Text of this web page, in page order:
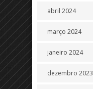
abril 2024
março 2024
janeiro 2024
dezembro 2023